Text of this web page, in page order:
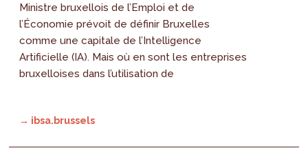
Ministre bruxellois de l’Emploi et de
l’Économie prévoit de définir Bruxelles
comme une capitale de l’Intelligence
Artificielle (IA). Mais où en sont les entreprises
bruxelloises dans l’utilisation de
→ ibsa.brussels